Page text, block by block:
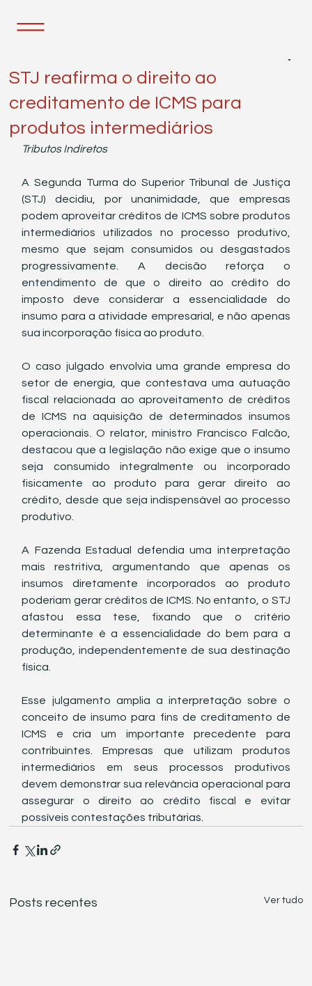
STJ reafirma o direito ao
creditamento de ICMS para
produtos intermediários
Tributos Indiretos
A Segunda Turma do Superior Tribunal de Justiça
(STJ) decidiu, por unanimidade, que empresas
podem aproveitar créditos de ICMS sobre produtos
intermediários utilizados no processo produtivo,
mesmo que sejam consumidos ou desgastados
progressivamente. A decisão reforça o
entendimento de que o direito ao crédito do
imposto deve considerar a essencialidade do
insumo para a atividade empresarial, e não apenas
sua incorporação física ao produto.
O caso julgado envolvia uma grande empresa do
setor de energia, que contestava uma autuação
fiscal relacionada ao aproveitamento de créditos
de ICMS na aquisição de determinados insumos
operacionais. O relator, ministro Francisco Falcão,
destacou que a legislação não exige que o insumo
seja consumido integralmente ou incorporado
fisicamente ao produto para gerar direito ao
crédito, desde que seja indispensável ao processo
produtivo.
A Fazenda Estadual defendia uma interpretação
mais restritiva, argumentando que apenas os
insumos diretamente incorporados ao produto
poderiam gerar créditos de ICMS. No entanto, o STJ
afastou essa tese, fixando que o critério
determinante é a essencialidade do bem para a
produção, independentemente de sua destinação
física.
Esse julgamento amplia a interpretação sobre o
conceito de insumo para fins de creditamento de
ICMS e cria um importante precedente para
contribuintes. Empresas que utilizam produtos
intermediários em seus processos produtivos
devem demonstrar sua relevância operacional para
assegurar o direito ao crédito fiscal e evitar
possíveis contestações tributárias.
Posts recentes Ver tudo